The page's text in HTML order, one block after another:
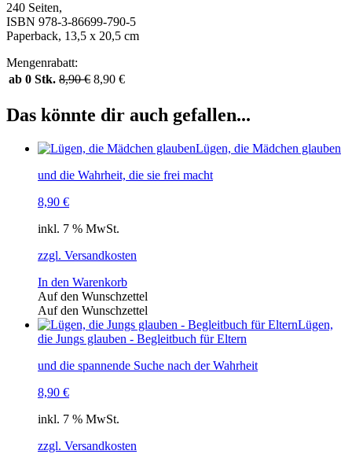
240 Seiten,
ISBN 978-3-86699-790-5
Paperback, 13,5 x 20,5 cm
Mengenrabatt:
ab 0 Stk. 8,90€ 8,90 €
Das könnte dir auch gefallen...
Lügen, die Mädchen glauben
und die Wahrheit, die sie frei macht
8,90 €
inkl. 7 % MwSt.
zzgl. Versandkosten
In den Warenkorb
Auf den Wunschzettel
Auf den Wunschzettel
Lügen,
die Jungs glauben - Begleitbuch für Eltern
und die spannende Suche nach der Wahrheit
8,90 €
inkl. 7 % MwSt.
zzgl. Versandkosten